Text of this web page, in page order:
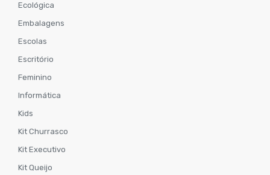
Ecológica
Embalagens
Escolas
Escritório
Feminino
Informática
Kids
Kit Churrasco
Kit Executivo
Kit Queijo